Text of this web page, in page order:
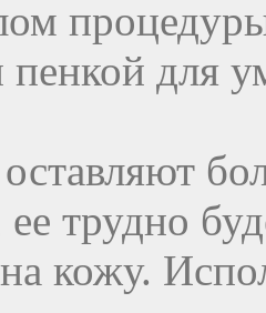
пенкой для
трудно
кожу.